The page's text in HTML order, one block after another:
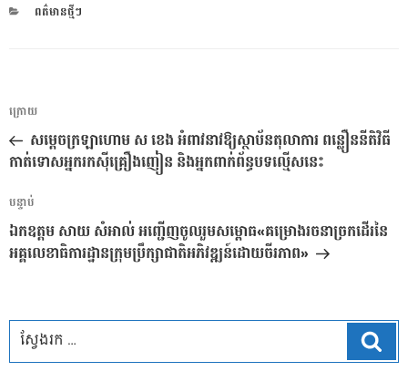
CATEGORIES
ពត៌មានថ្មីៗ
ការ​
នាំទិស​
ប្រកាស
អត្ថបទ
មុន
ក្រោយ
សម្ដេចក្រឡាហោម ស ខេង អំពាវនាវឱ្យស្ថាប័នតុលាការ ពន្លឿននីតិវិធី
កាត់ទោសអ្នករកស៉ីគ្រឿងញៀន និងអ្នកពាក់ព័ន្ធបទល្មើសនេះ
អត្ថបទ
បន្ទាប់
បន្ទាប់
ឯកឧត្តម សាយ សំអាល់ អញ្ជើញចូលរួមសម្ពោធ«គម្រោងរចនាច្រកដើរនៃ
អគ្គលេខាធិការដ្ឋានក្រុមប្រឹក្សាជាតិអភិវឌ្ឍន៍ដោយចីរភាព»